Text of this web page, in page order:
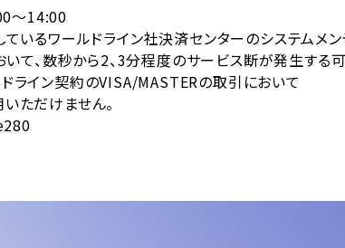
～14:00
いるワールドライン社決済センターのシステムメ
数秒から2、3分程度のサービス断が発生する可
約のVISA/MASTERの取引において
けません。